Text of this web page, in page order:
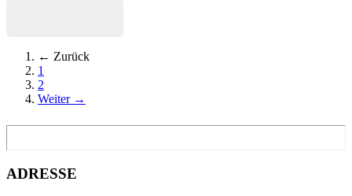
← Zurück
1
2
Weiter →
ADRESSE